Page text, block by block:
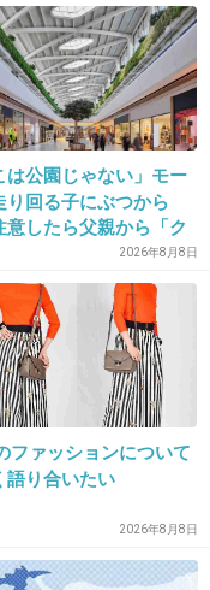
-5
-43
+25 -5
は公園じゃない」モー
り回る子にぶつから
意したら父親から「ク
ア」の暴言。「子ども
多めに見ろ」を強要し
人物とは
2026年8月8日
ファッションについて
語り合いたい
2026年8月8日